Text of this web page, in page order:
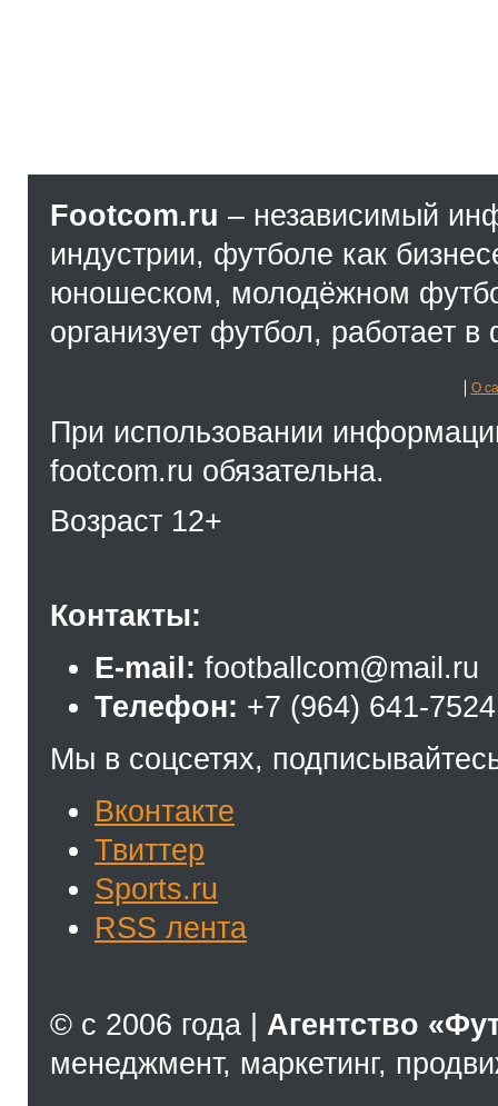
Footcom.ru – независимый
индустрии, футболе как
юношеском, молодёжном
организует футбол, работает
О
При использовании
footcom.ru обязательна.
Возраст 12+
Контакты:
E-mail: footballcom@mail.ru
Телефон: +7 (964) 641-7524
Мы в соцсетях,
Вконтакте
Твиттер
Sports.ru
RSS лента
© с 2006 года | Агентство
менеджмент, маркетинг,